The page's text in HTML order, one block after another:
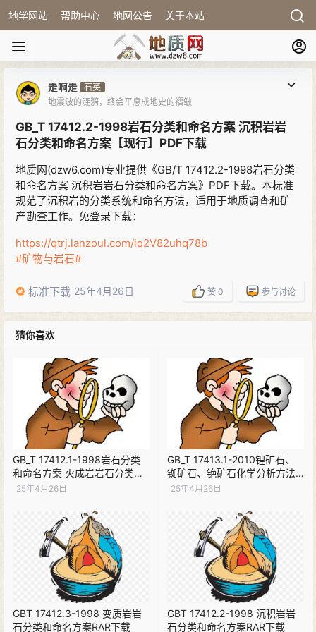
地学网站 帮助中心 地网公告 关于本站
走啊走 石英
地震波的涟漪，终会平息成地史的褶皱
GB_T 17412.2-1998岩石分类和命名方案 沉积岩岩
石分类和命名方案【现行】PDF下载
地质网(dzw6.com)专业提供《GB/T 17412.2-1998岩石分类
和命名方案 沉积岩岩石分类和命名方案》PDF下载。本标准
规范了沉积岩的分类系统和命名方法，适用于地质调查和矿
产勘查工作。免登录下载：
https://qtrj.lanzoul.com/iq2V82uhq78b
#矿物与岩石#
标准下载 25年4月26日 赞 0 参与讨论
猜你喜欢
GB_T 17412.1-1998岩石分类
和命名方案 火成岩岩石分类和
命名方案【现行】PDF下载
25年4月26日
GB_T 17413.1-2010锂矿石、
铷矿石、铯矿石化学分析方法
第1部分：锂量测定【现行】
25年4月26日
GBT 17412.3-1998 变质岩岩
石分类和命名方案RAR下载
GBT 17412.2-1998 沉积岩岩
石分类和命名方案RAR下载